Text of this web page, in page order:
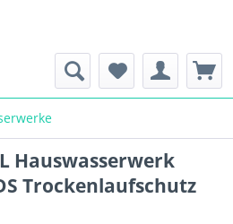
Hauswasserwerk
Trockenlaufschutz